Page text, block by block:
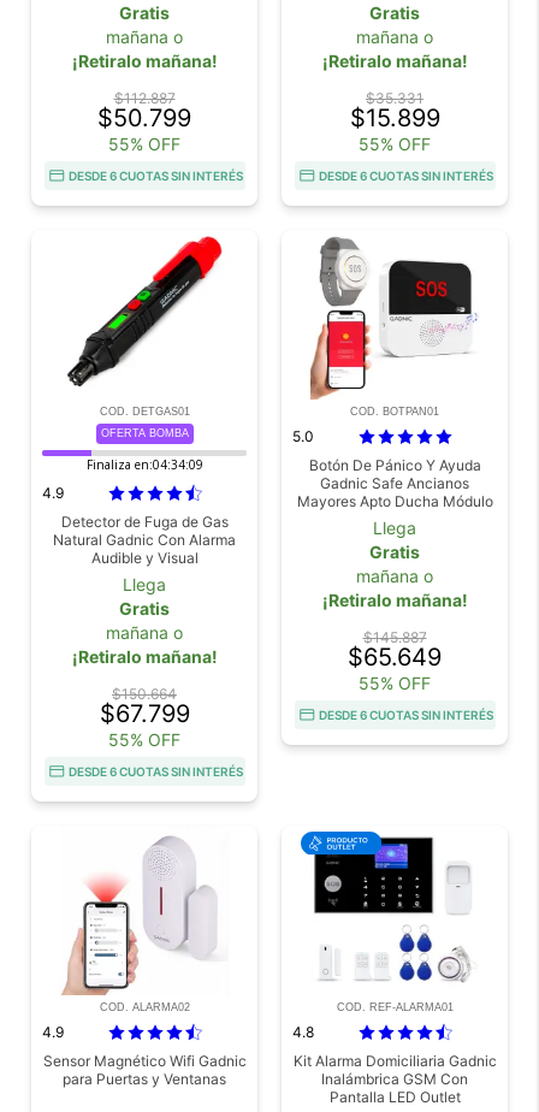
Gratis
mañana o
¡Retiralo mañana!
$112.887
$50.799
55% OFF
DESDE 6 CUOTAS SIN INTERÉS
Gratis
mañana o
¡Retiralo mañana!
$35.331
$15.899
55% OFF
DESDE 6 CUOTAS SIN INTERÉS
COD. DETGAS01
OFERTA BOMBA
Finaliza en:04:34:08
4.9
Detector de Fuga de Gas
Natural Gadnic Con Alarma
Audible y Visual
Llega
Gratis
mañana o
¡Retiralo mañana!
$150.664
$67.799
55% OFF
DESDE 6 CUOTAS SIN INTERÉS
COD. BOTPAN01
5.0
Botón De Pánico Y Ayuda
Gadnic Safe Ancianos
Mayores Apto Ducha Módulo
Pulsera
Llega
Gratis
mañana o
¡Retiralo mañana!
$145.887
$65.649
55% OFF
DESDE 6 CUOTAS SIN INTERÉS
COD. ALARMA02
4.9
Sensor Magnético Wifi Gadnic
para Puertas y Ventanas
COD. REF-ALARMA01
4.8
Kit Alarma Domiciliaria Gadnic
Inalámbrica GSM Con
Pantalla LED Outlet